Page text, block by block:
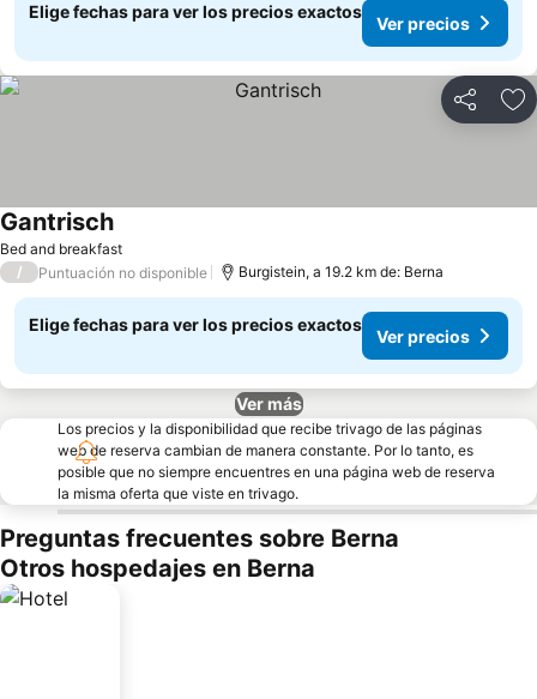
Elige fechas para ver los precios exactos
Ver precios
Compartir
Bed and breakfast
Gantrisch
/ Puntuación no disponible Burgistein, a 19.2 km de: Berna
Elige fechas para ver los precios exactos
Ver precios
Ver más
Los precios y la disponibilidad que recibe trivago de las páginas
web de reserva cambian de manera constante. Por lo tanto, es
posible que no siempre encuentres en una página web de reserva
la misma oferta que viste en trivago.
Preguntas frecuentes sobre Berna
Otros hospedajes en Berna